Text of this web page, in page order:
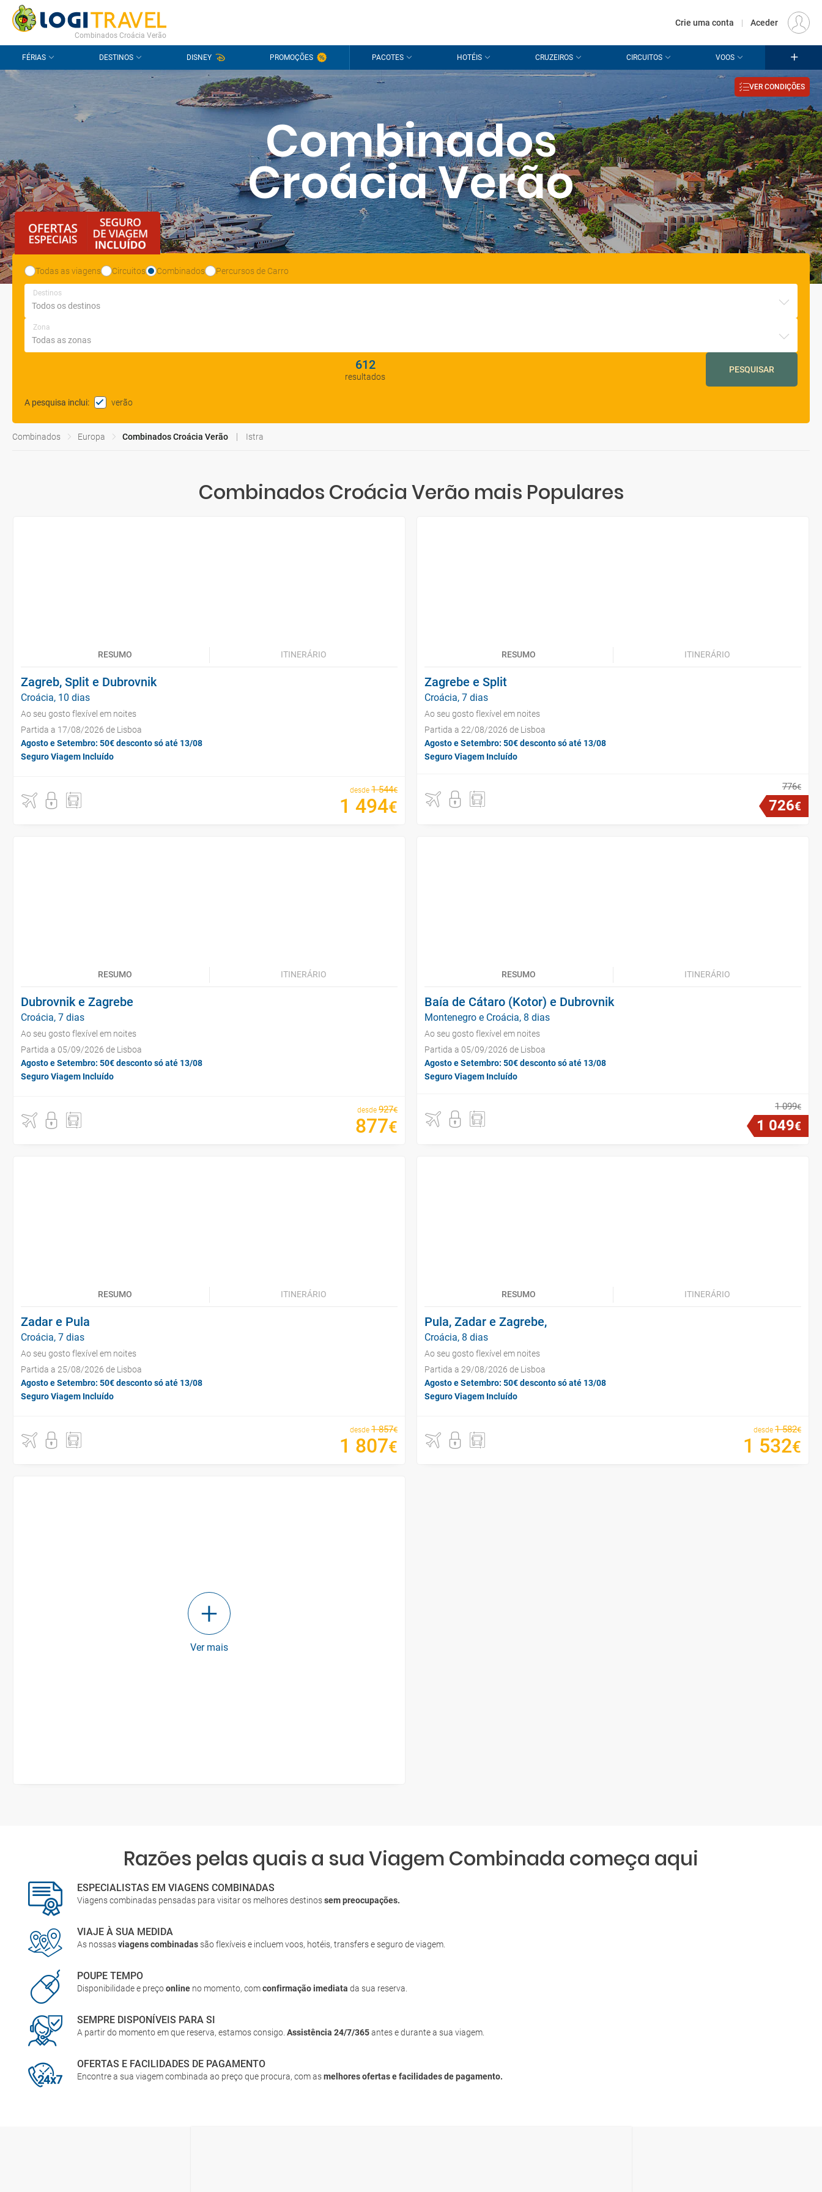
CONTACTO PERGUNTAS FREQUENTES EUR
Combinados Croácia Verão
Crie uma conta | Aceder
FÉRIAS DESTINOS DISNEY PROMOÇÕES PACOTES HOTÉIS CRUZEIROS CIRCUITOS VOOS
Combinados
Croácia Verão
VER CONDIÇÕES
Todas as viagens Circuitos Combinados Percursos de Carro
Destinos
Zona
612
resultados
PESQUISAR
A pesquisa inclui: verão
Combinados Europa Combinados Croácia Verão Istra
Combinados Croácia Verão mais Populares
RESUMO ITINERÁRIO
Zagreb, Split e Dubrovnik
Croácia, 10 dias
Ao seu gosto flexível em noites
Partida a 17/08/2026 de Lisboa
Agosto e Setembro: 50€ desconto só até 13/08
Seguro Viagem Incluído
desde 1 544€
1 494€
RESUMO ITINERÁRIO
Zagrebe e Split
Croácia, 7 dias
Ao seu gosto flexível em noites
Partida a 22/08/2026 de Lisboa
Agosto e Setembro: 50€ desconto só até 13/08
Seguro Viagem Incluído
776€
726€
RESUMO ITINERÁRIO
Dubrovnik e Zagrebe
Croácia, 7 dias
Ao seu gosto flexível em noites
Partida a 05/09/2026 de Lisboa
Agosto e Setembro: 50€ desconto só até 13/08
Seguro Viagem Incluído
desde 927€
877€
RESUMO ITINERÁRIO
Baía de Cátaro (Kotor) e Dubrovnik
Montenegro e Croácia, 8 dias
Ao seu gosto flexível em noites
Partida a 05/09/2026 de Lisboa
Agosto e Setembro: 50€ desconto só até 13/08
Seguro Viagem Incluído
1 099€
1 049€
RESUMO ITINERÁRIO
Zadar e Pula
Croácia, 7 dias
Ao seu gosto flexível em noites
Partida a 25/08/2026 de Lisboa
Agosto e Setembro: 50€ desconto só até 13/08
Seguro Viagem Incluído
desde 1 857€
1 807€
RESUMO ITINERÁRIO
Pula, Zadar e Zagrebe,
Croácia, 8 dias
Ao seu gosto flexível em noites
Partida a 29/08/2026 de Lisboa
Agosto e Setembro: 50€ desconto só até 13/08
Seguro Viagem Incluído
desde 1 582€
1 532€
Ver mais
Razões pelas quais a sua Viagem Combinada começa aqui
ESPECIALISTAS EM VIAGENS COMBINADAS
Viagens combinadas pensadas para visitar os melhores destinossem preocupações.
VIAJE À SUA MEDIDA
As nossasviagens combinadas são flexíveis e incluem voos, hotéis, transfers e seguro de viagem.
POUPE TEMPO
Disponibilidade e preçoonline no momento, comconfirmação imediata da sua reserva.
SEMPRE DISPONÍVEIS PARA SI
A partir do momento em que reserva, estamos consigo.Assistência 24/7/365antes e durante a sua viagem.
OFERTAS E FACILIDADES DE PAGAMENTO
Encontre a sua viagem combinada ao preço que procura, com asmelhores ofertas e facilidades de pagamento.